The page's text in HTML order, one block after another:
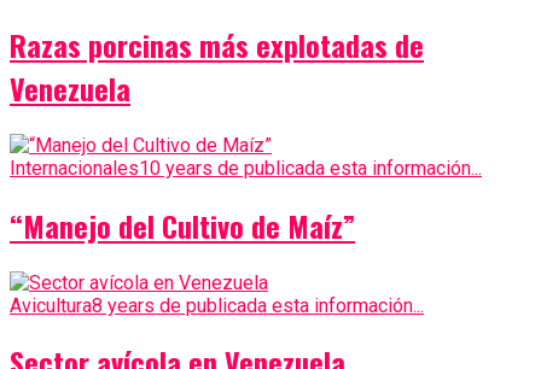
Razas porcinas más explotadas de
Venezuela
Internacionales10 years de publicada esta información...
“Manejo del Cultivo de Maíz”
Avicultura8 years de publicada esta información...